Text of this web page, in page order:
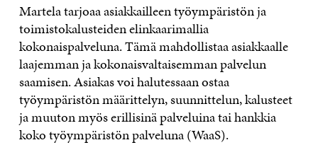
Martela tarjoaa asiakkailleen työympäristön ja
toimistokalusteiden elinkaarimallia
kokonaispalveluna. Tämä mahdollistaa asiakkaalle
laajemman ja kokonaisvaltaisemman palvelun
saamisen. Asiakas voi halutessaan ostaa
työympäristön määrittelyn, suunnittelun, kalusteet
ja muuton myös erillisinä palveluina tai hankkia
koko työympäristön palveluna (WaaS).